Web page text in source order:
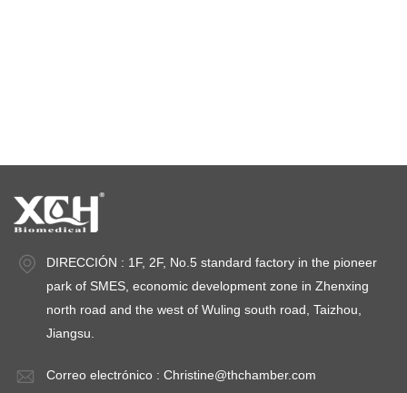
DIRECCIÓN : 1F, 2F, No.5 standard factory in the pioneer
park of SMES, economic development zone in Zhenxing
north road and the west of Wuling south road, Taizhou,
Jiangsu.
Correo electrónico : Christine@thchamber.com